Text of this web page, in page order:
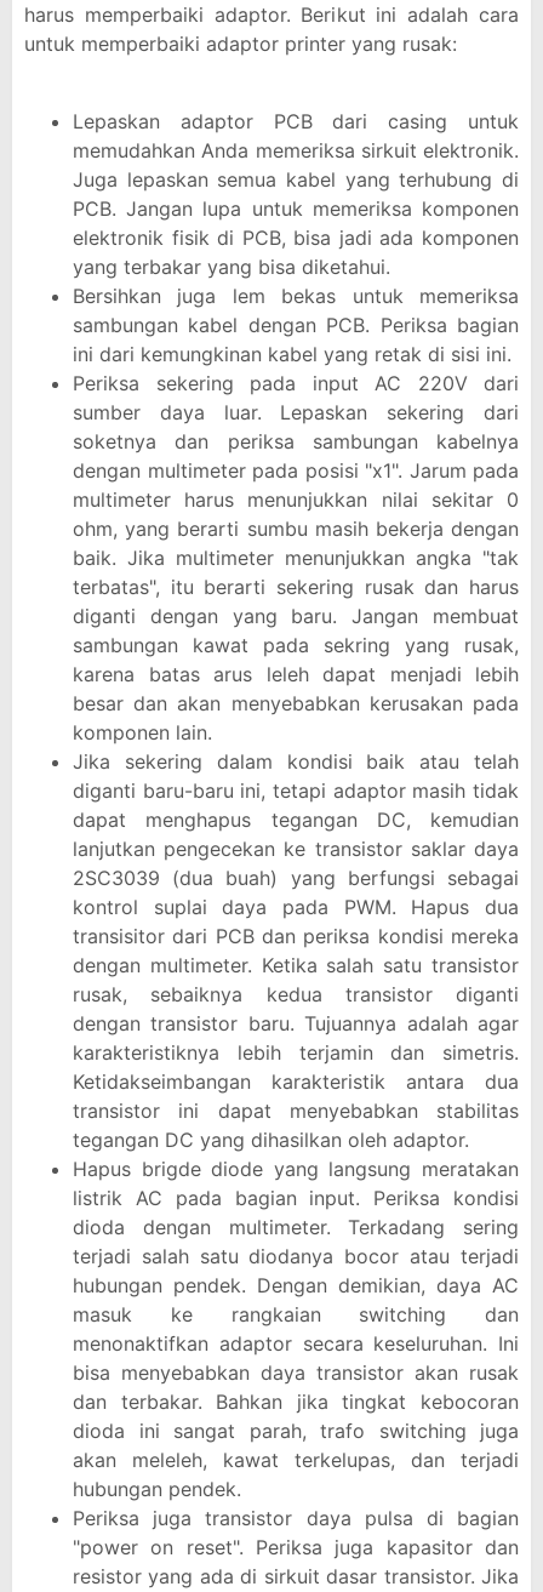
harus memperbaiki adaptor. Berikut ini adalah cara
untuk memperbaiki adaptor printer yang rusak:
Lepaskan adaptor PCB dari casing untuk
memudahkan Anda memeriksa sirkuit elektronik.
Juga lepaskan semua kabel yang terhubung di
PCB. Jangan lupa untuk memeriksa komponen
elektronik fisik di PCB, bisa jadi ada komponen
yang terbakar yang bisa diketahui.
Bersihkan juga lem bekas untuk memeriksa
sambungan kabel dengan PCB. Periksa bagian
ini dari kemungkinan kabel yang retak di sisi ini.
Periksa sekering pada input AC 220V dari
sumber daya luar. Lepaskan sekering dari
soketnya dan periksa sambungan kabelnya
dengan multimeter pada posisi "x1". Jarum pada
multimeter harus menunjukkan nilai sekitar 0
ohm, yang berarti sumbu masih bekerja dengan
baik. Jika multimeter menunjukkan angka "tak
terbatas", itu berarti sekering rusak dan harus
diganti dengan yang baru. Jangan membuat
sambungan kawat pada sekring yang rusak,
karena batas arus leleh dapat menjadi lebih
besar dan akan menyebabkan kerusakan pada
komponen lain.
Jika sekering dalam kondisi baik atau telah
diganti baru-baru ini, tetapi adaptor masih tidak
dapat menghapus tegangan DC, kemudian
lanjutkan pengecekan ke transistor saklar daya
2SC3039 (dua buah) yang berfungsi sebagai
kontrol suplai daya pada PWM. Hapus dua
transisitor dari PCB dan periksa kondisi mereka
dengan multimeter. Ketika salah satu transistor
rusak, sebaiknya kedua transistor diganti
dengan transistor baru. Tujuannya adalah agar
karakteristiknya lebih terjamin dan simetris.
Ketidakseimbangan karakteristik antara dua
transistor ini dapat menyebabkan stabilitas
tegangan DC yang dihasilkan oleh adaptor.
Hapus brigde diode yang langsung meratakan
listrik AC pada bagian input. Periksa kondisi
dioda dengan multimeter. Terkadang sering
terjadi salah satu diodanya bocor atau terjadi
hubungan pendek. Dengan demikian, daya AC
masuk ke rangkaian switching dan
menonaktifkan adaptor secara keseluruhan. Ini
bisa menyebabkan daya transistor akan rusak
dan terbakar. Bahkan jika tingkat kebocoran
dioda ini sangat parah, trafo switching juga
akan meleleh, kawat terkelupas, dan terjadi
hubungan pendek.
Periksa juga transistor daya pulsa di bagian
"power on reset". Periksa juga kapasitor dan
resistor yang ada di sirkuit dasar transistor. Jika